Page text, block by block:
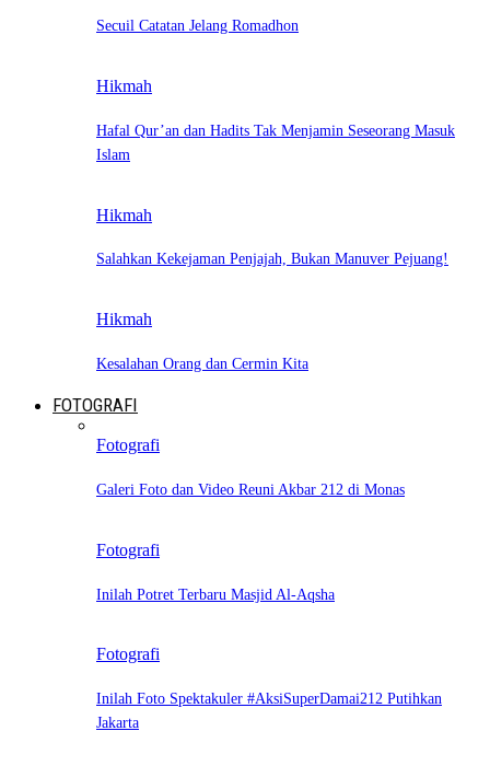
Secuil Catatan Jelang Romadhon
Hikmah
Hafal Qur’an dan Hadits Tak Menjamin Seseorang Masuk
Islam
Hikmah
Salahkan Kekejaman Penjajah, Bukan Manuver Pejuang!
Hikmah
Kesalahan Orang dan Cermin Kita
FOTOGRAFI
Fotografi
Galeri Foto dan Video Reuni Akbar 212 di Monas
Fotografi
Inilah Potret Terbaru Masjid Al-Aqsha
Fotografi
Inilah Foto Spektakuler #AksiSuperDamai212 Putihkan
Jakarta